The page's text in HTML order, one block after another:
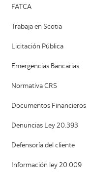
FATCA
Trabaja en Scotia
Licitación Pública
Emergencias Bancarias
Normativa CRS
Documentos Financieros
Denuncias Ley 20.393
Defensoría del cliente
Información ley 20.009